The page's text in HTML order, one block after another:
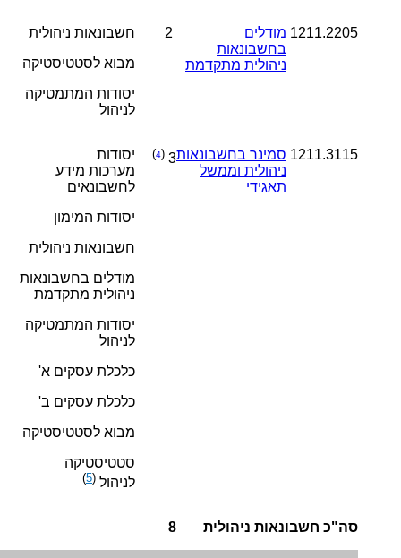
1211.2205 מודלים
בחשבונאות
ניהולית מתקדמת
2
חשבונאות ניהולית
מבוא לסטטיסטיקה
יסודות המתמטיקה
לניהול
1211.3115 סמינר בחשבונאות
ניהולית וממשל
תאגידי
3
(
4
)
יסודות
מערכות מידע
לחשבונאים
יסודות המימון
חשבונאות ניהולית
מודלים בחשבונאות
ניהולית מתקדמת
יסודות המתמטיקה
לניהול
כלכלת עסקים א'
כלכלת עסקים ב'
מבוא לסטטיסטיקה
סטטיסטיקה
לניהול (
5
)
סה"כ חשבונאות ניהולית 8